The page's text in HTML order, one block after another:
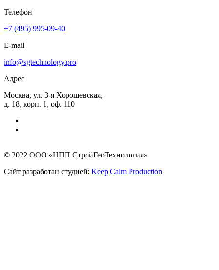
Телефон
+7 (495) 995-09-40
E-mail
info@sgtechnology.pro
Адрес
Москва, ул. 3-я Хорошевская,
д. 18, корп. 1, оф. 110
© 2022 ООО «НПП СтройГеоТехнология»
Сайт разработан студией: Keep Calm Production